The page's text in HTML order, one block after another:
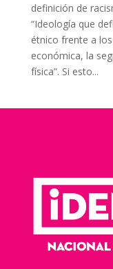
definición de
“Ideología que
étnico frente a
económica, la
física”. Si esto...